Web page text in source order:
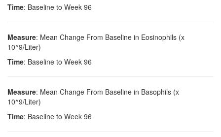
Time: Baseline to Week 96
Measure: Mean Change From Baseline in Eosinophils (x
10^9/Liter)
Time: Baseline to Week 96
Measure: Mean Change From Baseline in Basophils (x
10^9/Liter)
Time: Baseline to Week 96